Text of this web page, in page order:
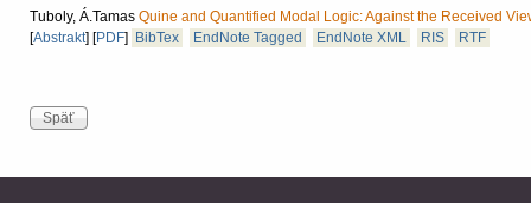
Tuboly, Á.Tamas Quine and Quantified Modal Logic: Against the Received
[Abstrakt] [PDF] BibTex EndNote Tagged EndNote XML RIS RTF